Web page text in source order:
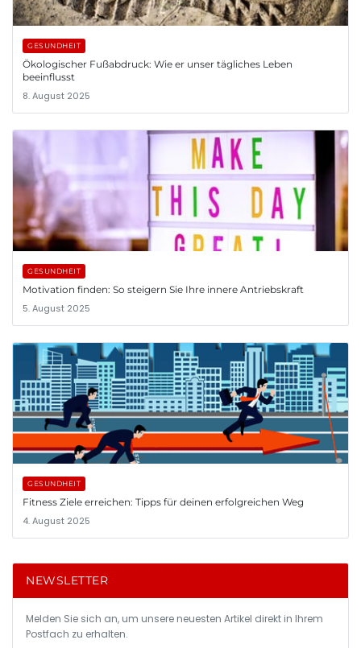
GESUNDHEIT
Ökologischer Fußabdruck: Wie er unser tägliches Leben
beeinflusst
8. August 2025
GESUNDHEIT
Motivation finden: So steigern Sie Ihre innere Antriebskraft
5. August 2025
GESUNDHEIT
Fitness Ziele erreichen: Tipps für deinen erfolgreichen Weg
4. August 2025
NEWSLETTER
Melden Sie sich an, um unsere neuesten Artikel direkt in Ihrem
Postfach zu erhalten.